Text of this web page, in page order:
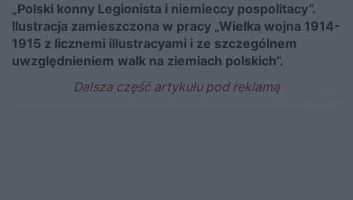
„Polski konny Legionista i niemieccy pospolitacy”.
Ilustracja zamieszczona w pracy „Wielka wojna 1914-
1915 z licznemi illustracyami i ze szczególnem
uwzględnieniem walk na ziemiach polskich”.